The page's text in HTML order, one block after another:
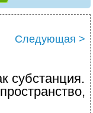
Следующая >
субстанция.